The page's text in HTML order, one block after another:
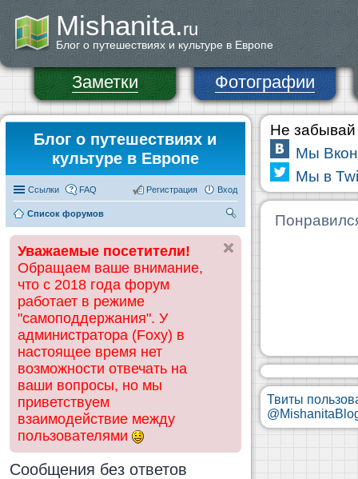
Mishanita.ru
Блог о путешествиях и культуре в Европе
Заметки Фотографии
Блог о путешествиях и
культуре в Европе
Ссылки FAQ Вход
Регистрация
Список форумов
ск
Уважаемые посетители!
Обращаем ваше внимание,
что с 2018 года форум
работает в режиме
"самоподдержания". У
администратора (Foxy) в
настоящее время нет
возможности отвечать на
ваши вопросы, но мы
приветствуем
взаимодействие между
пользователями
Сообщения без ответов
Не забывай
Мы
Мы в
Твиты